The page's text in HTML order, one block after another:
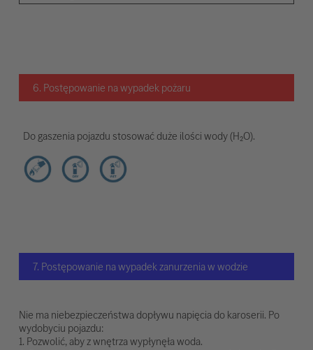
6. Postępowanie na wypadek pożaru
Do gaszenia pojazdu stosować duże ilości wody (H₂O).
7. Postępowanie na wypadek zanurzenia w wodzie
Nie ma niebezpieczeństwa dopływu napięcia do karoserii. Po
wydobyciu pojazdu:
1. Pozwolić, aby z wnętrza wypłynęła woda.